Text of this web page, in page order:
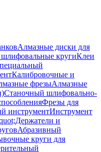
Алмазные диски для
кругиКлеи
Калибровочные и
фрезыАлмазные
Станочный шлифовально-
Фрезы для
инструментИнструмент
Держатели и
Абразивный
круги для